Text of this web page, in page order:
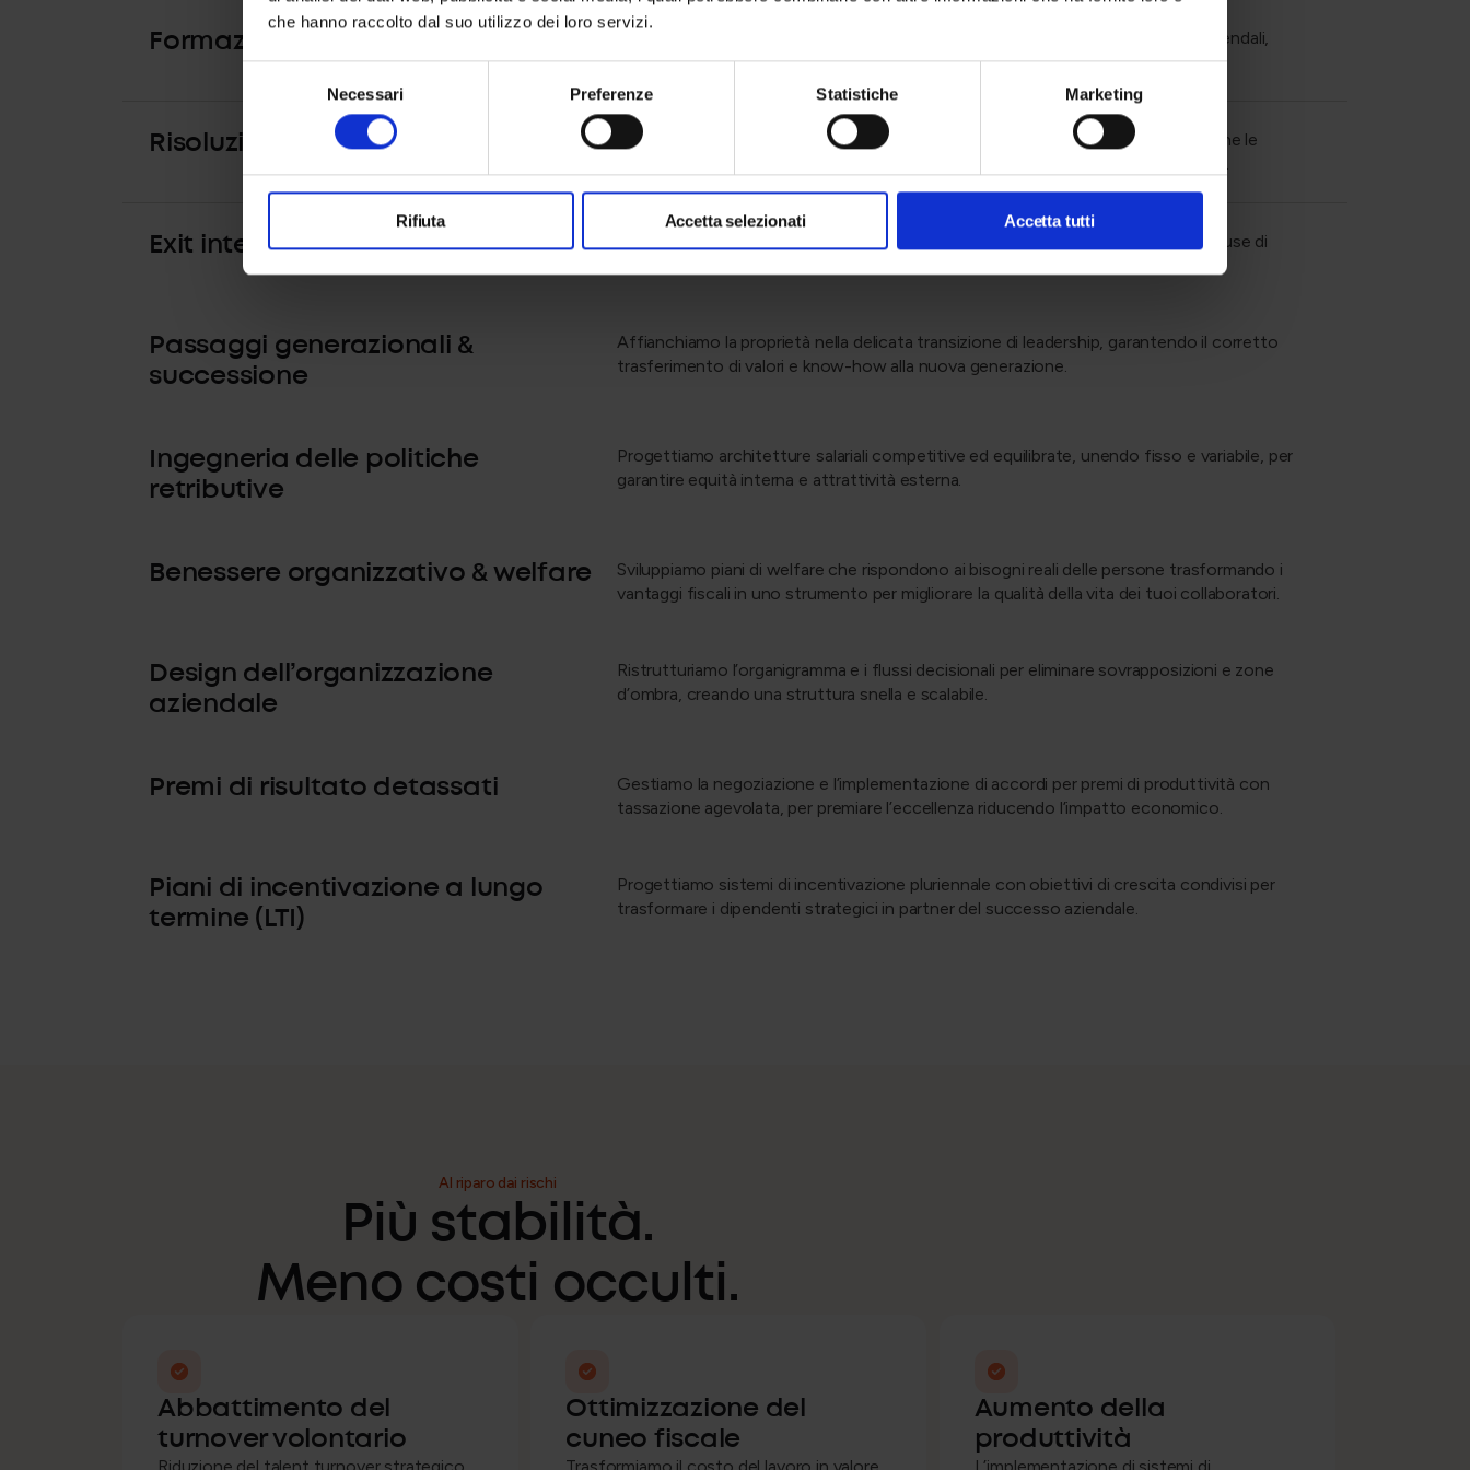
che hanno raccolto dal suo utilizzo dei loro servizi.
Necessari Preferenze Statistiche Marketing
Rifiuta Accetta selezionati Accetta tutti
Formazione e team building
Progettiamo percorsi esperienziali su misura per allineare il team agli obiettivi aziendali,
migliorando la collaborazione interna.
Risoluzione proattiva dei conflitti
Trasformiamo le frizioni inter-reparto in flussi di lavoro armoniosi, prevenendo che le
incomprensioni personali frenino la produttività e garantendo un ambiente sano.
Exit interview strategiche
Trasformiamo le uscite in opportunità: interviste strutturate per analizzare le cause di
Passaggi generazionali &
successione
Affianchiamo la proprietà nella delicata transizione di leadership, garantendo il corretto
trasferimento di valori e know-how alla nuova generazione.
Ingegneria delle politiche
retributive
Progettiamo architetture salariali competitive ed equilibrate, unendo fisso e variabile, per
garantire equità interna e attrattività esterna.
Benessere organizzativo & welfare
Sviluppiamo piani di welfare che rispondono ai bisogni reali delle persone trasformando i
vantaggi fiscali in uno strumento per migliorare la qualità della vita dei tuoi collaboratori.
Design dell’organizzazione
aziendale
Ristrutturiamo l’organigramma e i flussi decisionali per eliminare sovrapposizioni e zone
d’ombra, creando una struttura snella e scalabile.
Premi di risultato detassati
Gestiamo la negoziazione e l’implementazione di accordi per premi di produttività con
tassazione agevolata, per premiare l’eccellenza riducendo l’impatto economico.
Piani di incentivazione a lungo
termine (LTI)
Progettiamo sistemi di incentivazione pluriennale con obiettivi di crescita condivisi per
trasformare i dipendenti strategici in partner del successo aziendale.
Al riparo dai rischi
Più stabilità.
Meno costi occulti.
Abbattimento del
turnover volontario
Ottimizzazione del
cuneo fiscale
Aumento della
produttività